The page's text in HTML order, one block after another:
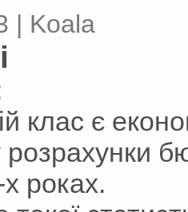
| Koala
клас є
розрахунки
роках.